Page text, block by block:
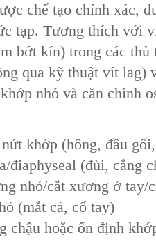
chế tạo chính xác,
tạp. Tương thích với
bớt kín) trong các thủ
qua kỹ thuật vít lag)
nhỏ và căn chỉnh
khớp (hông, đầu
điaphyseal (đùi, cẳng
nhỏ/cắt xương ở tay/
(mắt cá, cổ tay)
chậu hoặc ổn định